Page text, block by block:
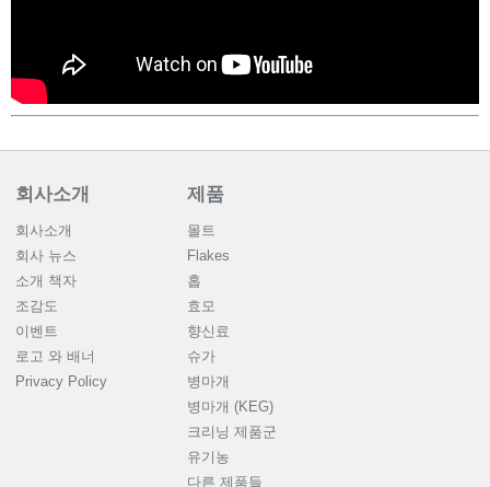
회사소개
회사소개
회사 뉴스
소개 책자
조감도
이벤트
로고 와 배너
Privacy Policy
제품
몰트
Flakes
홉
효모
향신료
슈가
병마개
병마개 (KEG)
크리닝 제품군
유기농
다른 제품들